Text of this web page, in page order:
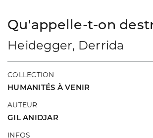
Qu'appelle-t-on
Heidegger, Derrida
COLLECTION
HUMANITÉS À VENIR
AUTEUR
GIL ANIDJAR
INFOS